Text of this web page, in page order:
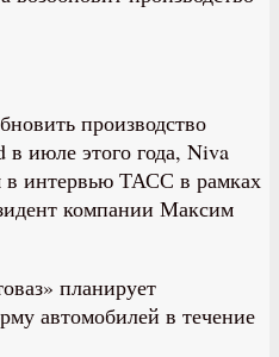
производство
июле этого года, Niva
в интервью ТАСС в рамках
компании Максим
планирует
автомобилей в течение